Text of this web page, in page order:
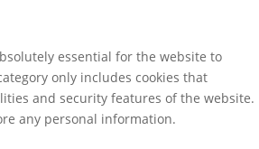
essential for the website to
only includes cookies that
and security features of the website.
any personal information.